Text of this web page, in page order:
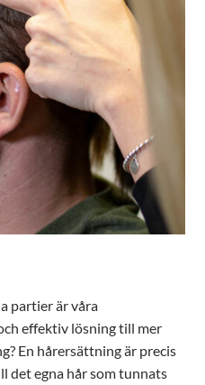
partier är våra
effektiv lösning till mer
En hårersättning är precis
det egna hår som tunnats